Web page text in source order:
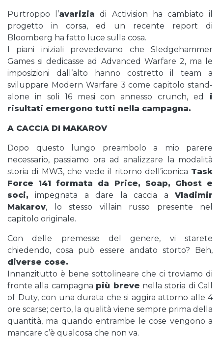
Purtroppo l’avarizia di Activision ha cambiato il
progetto in corsa, ed un recente report di
Bloomberg ha fatto luce sulla cosa.
I piani iniziali prevedevano che Sledgehammer
Games si dedicasse ad Advanced Warfare 2, ma le
imposizioni dall’alto hanno costretto il team a
sviluppare Modern Warfare 3 come capitolo stand-
alone in soli 16 mesi con annesso crunch, ed
i
risultati emergono tutti nella campagna.
A CACCIA DI MAKAROV
Dopo questo lungo preambolo a mio parere
necessario, passiamo ora ad analizzare la modalità
storia di MW3, che vede il ritorno dell’iconica Task
Force 141 formata da Price, Soap, Ghost e
soci, impegnata a dare la caccia a Vladimir
Makarov, lo stesso villain russo presente nel
capitolo originale.
Con delle premesse del genere, vi starete
chiedendo, cosa può essere andato storto? Beh,
diverse cose.
Innanzitutto è bene sottolineare che ci troviamo di
fronte alla campagna più breve nella storia di Call
of Duty, con una durata che si aggira attorno alle 4
ore scarse; certo, la qualità viene sempre prima della
quantità, ma quando entrambe le cose vengono a
mancare c’è qualcosa che non va.